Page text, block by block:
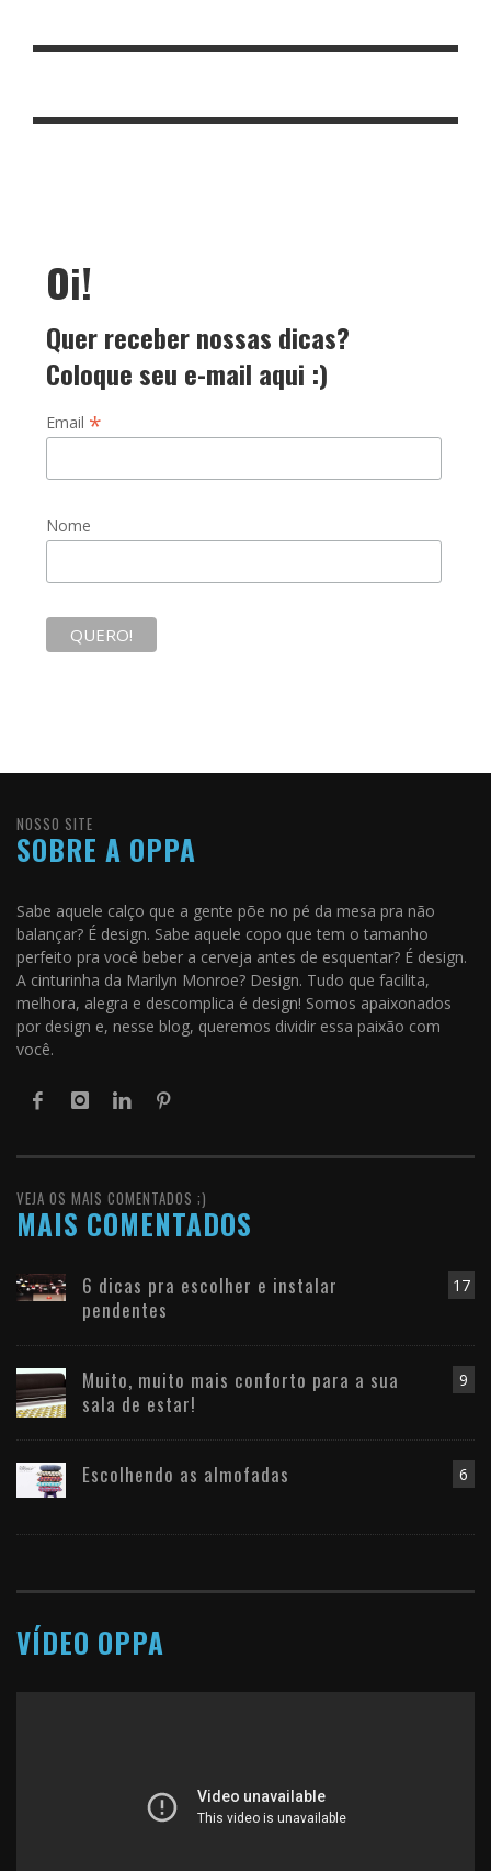
Oi!
Quer receber nossas dicas?
Coloque seu e-mail aqui :)
Email *
Nome
NOSSO SITE
SOBRE A OPPA
Sabe aquele calço que a gente põe no pé da mesa pra não
balançar? É design. Sabe aquele copo que tem o tamanho
perfeito pra você beber a cerveja antes de esquentar? É design.
A cinturinha da Marilyn Monroe? Design. Tudo que facilita,
melhora, alegra e descomplica é design! Somos apaixonados
por design e, nesse blog, queremos dividir essa paixão com
você.
VEJA OS MAIS COMENTADOS ;)
MAIS COMENTADOS
17
6 dicas pra escolher e instalar
pendentes
9
Muito, muito mais conforto para a sua
sala de estar!
6
Escolhendo as almofadas
VÍDEO OPPA